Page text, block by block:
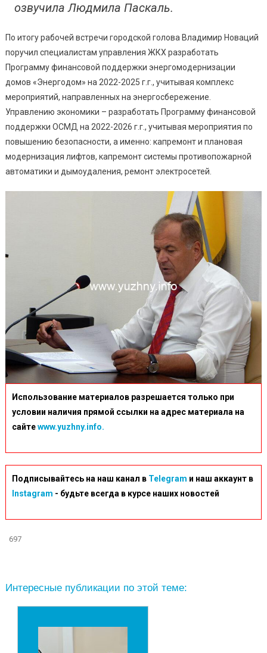
озвучила Людмила Паскаль.
По итогу рабочей встречи городской голова Владимир Новаций
поручил специалистам управления ЖКХ разработать
Программу финансовой поддержки энергомодернизации
домов «Энергодом» на 2022-2025 г.г., учитывая комплекс
мероприятий, направленных на энергосбережение.
Управлению экономики – разработать Программу финансовой
поддержки ОСМД на 2022-2026 г.г., учитывая мероприятия по
повышению безопасности, а именно: капремонт и плановая
модернизация лифтов, капремонт системы противопожарной
автоматики и дымоудаления, ремонт электросетей.
Использование материалов разрешается только при
условии наличия прямой ссылки на адрес материала на
сайтеwww.yuzhny.info.
Подписывайтесь на наш канал в Telegram и наш аккаунт в
Instagram - будьте всегда в курсе наших новостей
697
Интересные публикации по этой теме: